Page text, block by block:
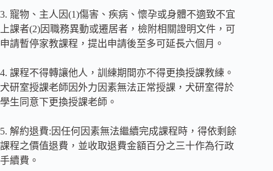
3. 寵物、主人因(1)傷害、疾病、懷孕或身體不適致不宜
上課者(2)因職務異動或遷居者，檢附相關證明文件，可
申請暫停家教課程，提出申請後至多可延長六個月。
4. 課程不得轉讓他人，訓練期間亦不得更換授課教練。
犬研室授課老師因外力因素無法正常授課，犬研室得於
學生同意下更換授課老師。
5. 解約退費:因任何因素無法繼續完成課程時，得依剩餘
課程之價值退費，並收取退費金額百分之三十作為行政
手續費。